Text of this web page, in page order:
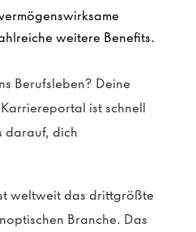
weitere Benefits.
Berufsleben? Deine
ist schnell
darauf, dich
weltweit das drittgrößte
Branche. Das